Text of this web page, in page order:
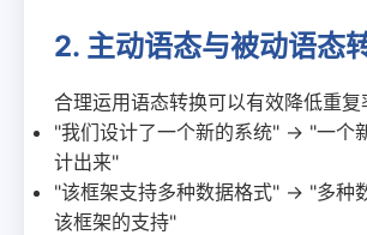
2. 主动语态与被动语态
合理运用语态转换可以有效降低重复
"我们设计了一个新的系统" → "一个
计出来"
"该框架支持多种数据格式" → "多种
该框架的支持"